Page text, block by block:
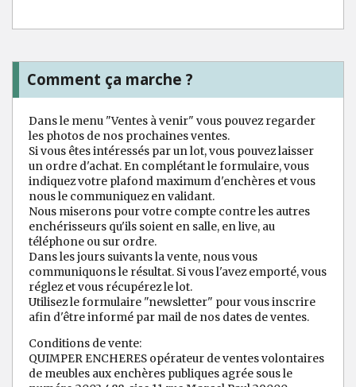
Comment ça marche ?
Dans le menu "Ventes à venir" vous pouvez regarder
les photos de nos prochaines ventes.
Si vous êtes intéressés par un lot, vous pouvez laisser
un ordre d'achat. En complétant le formulaire, vous
indiquez votre plafond maximum d'enchères et vous
nous le communiquez en validant.
Nous miserons pour votre compte contre les autres
enchérisseurs qu'ils soient en salle, en live, au
téléphone ou sur ordre.
Dans les jours suivants la vente, nous vous
communiquons le résultat. Si vous l'avez emporté, vous
réglez et vous récupérez le lot.
Utilisez le formulaire "newsletter" pour vous inscrire
afin d'être informé par mail de nos dates de ventes.
Conditions de vente:
QUIMPER ENCHERES opérateur de ventes volontaires
de meubles aux enchères publiques agrée sous le